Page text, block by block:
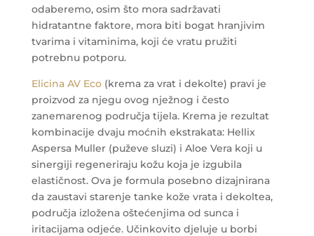
odaberemo, osim što mora sadržavati
hidratantne faktore, mora biti bogat hranjivim
tvarima i vitaminima, koji će vratu pružiti
potrebnu potporu.
Elicina AV Eco(krema za vrat i dekolte) pravi je
proizvod za njegu ovog nježnog i često
zanemarenog područja tijela. Krema je rezultat
kombinacije dvaju moćnih ekstrakata: Hellix
Aspersa Muller (puževe sluzi) i Aloe Vera koji u
sinergiji regeneriraju kožu koja je izgubila
elastičnost. Ova je formula posebno dizajnirana
da zaustavi starenje tanke kože vrata i dekoltea,
područja izložena oštećenjima od sunca i
iritacijama odjeće. Učinkovito djeluje u borbi